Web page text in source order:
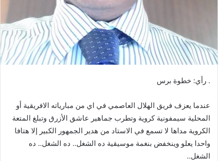
إ
ل
ك
ت
ي
. رأي: خطوة برس
عندما يعزف فريق الهلال العاصمي في اي من مبارياته الافريقية أو
المحلية سيمفونية كروية وتطرب جماهير عاشق الأزرق وتبلغ المتعة
الكروية مداها لا تسمع في الاستاد من هدير الجمهور الكبير إلا هتافا
واحدا يعلو وينخفض بنغمة موسيقية ده الشغل.. ده الشغل.. ده
الشغل..